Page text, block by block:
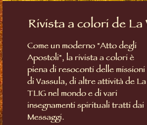
Rivista a colori de La
Come un moderno "Atto degli
Apostoli", la rivista a colori è
piena di resoconti delle missioni
di Vassula, di altre attività de La
TLIG nel mondo e di vari
insegnamenti spirituali tratti dai
Messaggi.